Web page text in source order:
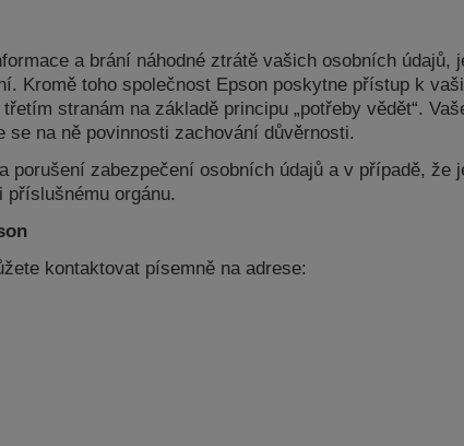
a brání náhodné ztrátě vašich osobních údajů,
Kromě toho společnost Epson poskytne přístup k
stranám na základě principu „potřeby vědět“.
na ně povinnosti zachování důvěrnosti.
porušení zabezpečení osobních údajů a v případě, že
orgánu.
kontaktovat písemně na adrese: